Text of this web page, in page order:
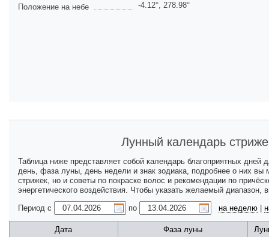
Положение на небе
-4.12°, 278.98°
Лунный календарь
Таблица ниже представляет собой календарь благоприятных
день, фаза луны, день недели и знак зодиака, подробнее о них вы
стрижек, но и советы по покраске волос и рекомендации по
энергетического воздействия. Чтобы указать желаемый
Период с
по на неделю
Дата Фаза луны